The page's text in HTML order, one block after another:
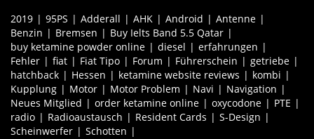
2019 95PS Adderall AHK Android
Antenne
Benzin
Bremsen
Buy Ielts Band 5.5 Qatar
buy ketamine powder online
diesel
erfahrungen
Fehler
fiat Fiat Tipo Forum Führerschein
getriebe
hatchback
Hessen ketamine website reviews
kombi
Kupplung
Motor Motor Problem Navi
Navigation
Neues Mitglied
order ketamine online oxycodone
PTE
radio
Radioaustausch Resident Cards
S-Design
Scheinwerfer
Schotten